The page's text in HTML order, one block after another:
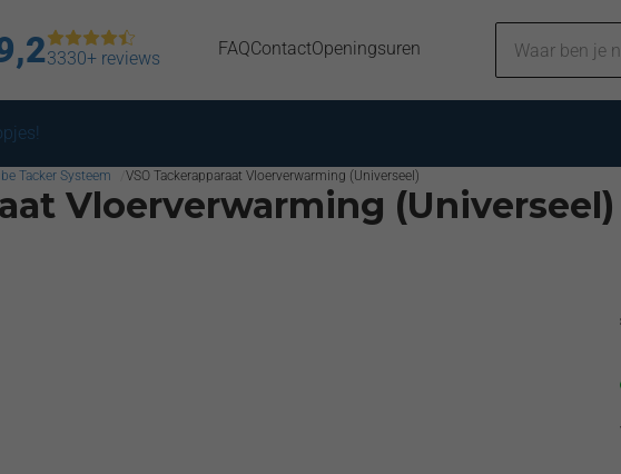
3330+ reviews FAQContactOpeningsuren
Tacker Systeem VSO Tackerapparaat Vloerverwarming (Universeel)
Vloerverwarming (Universeel)